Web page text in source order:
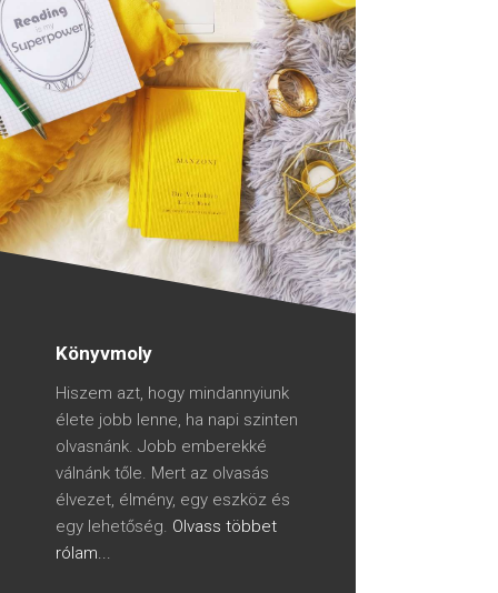
Könyvmoly
Hiszem azt, hogy mindannyiunk
élete jobb lenne, ha napi szinten
olvasnánk. Jobb emberekké
válnánk tőle. Mert az olvasás
élvezet, élmény, egy eszköz és
egy lehetőség. Olvass többet
rólam...